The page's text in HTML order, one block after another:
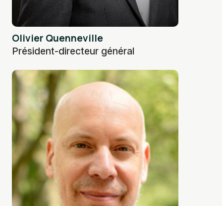
Olivier Quenneville
Président-directeur général